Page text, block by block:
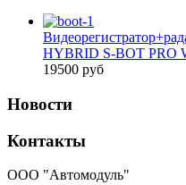
HYBRID S-BOT PRO
19500 руб
Новости
Контакты
ООО "Автомодуль"